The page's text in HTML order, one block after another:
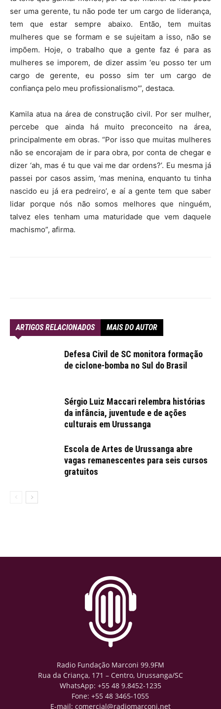
ser uma gerente, tu não pode ter um cargo de liderança,
tem que estar sempre abaixo. Então, tem muitas
mulheres que se formam e se sujeitam a isso, não se
impõem. Hoje, o trabalho que a gente faz é para as
mulheres se imporem, de dizer assim ‘eu posso ter um
cargo de gerente, eu posso sim ter um cargo de
confiança pelo meu profissionalismo'”, destaca.
Kamila atua na área de construção civil. Por ser mulher,
percebe que ainda há muito preconceito na área,
principalmente em obras. “Por isso que muitas mulheres
não se encorajam de ir para obra, por conta de chegar e
dizer ‘ah, mas é tu que vai me dar ordens?’. Eu mesma já
passei por casos assim, ‘mas menina, enquanto tu tinha
nascido eu já era pedreiro’, e aí a gente tem que saber
lidar porque nós não somos melhores que ninguém,
talvez eles tenham uma maturidade que vem daquele
machismo”, afirma.
ARTIGOS RELACIONADOS MAIS DO AUTOR
Defesa Civil de SC monitora formação
de ciclone-bomba no Sul do Brasil
Sérgio Luiz Maccari relembra histórias
da infância, juventude e de ações
culturais em Urussanga
Escola de Artes de Urussanga abre
vagas remanescentes para seis cursos
gratuitos
Radio Fundação Marconi 99.9FM
Rua da Criança, 171 – Centro, Urussanga/SC
WhatsApp: +55 48 9.8452-1235
Fone: +55 48 3465-1055
E-mail: comercial@radiomarconi.net